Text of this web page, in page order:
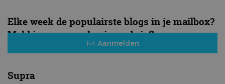
Elke week de populairste blogs in je mailbox?
Meld je aan voor de nieuwsbrief!
Aanmelden
Supra